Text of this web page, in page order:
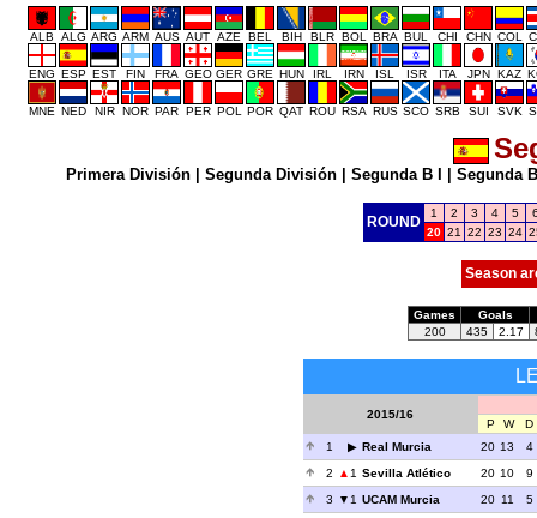
ALB ALG ARG ARM AUS AUT AZE BEL BIH BLR BOL BRA BUL CHI CHN COL
ENG ESP EST FIN FRA GEO GER GRE HUN IRL IRN ISL ISR ITA JPN KAZ
MNE NED NIR NOR PAR PER POL POR QAT ROU RSA RUS SCO SRB SUI SVK
Primera División| Segunda División| Segunda B I Segunda
ROUND
1 2 3 4 5
20 21 22 23 24
Season
Games
Goals
200
435 2.17
2015/16
P W
D
1
Real Murcia 20 13
4
2
1 Sevilla Atlético 20 10
9
3
1 UCAM Murcia 20 11
5